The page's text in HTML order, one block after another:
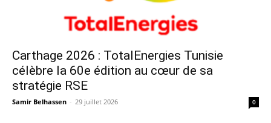
Carthage 2026 : TotalEnergies Tunisie
célèbre la 60e édition au cœur de sa
stratégie RSE
Samir Belhassen - 29 juillet 2026 0